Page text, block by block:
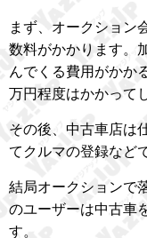
まず、オークション
数料がかかります。
んでくる費用がかか
万円程度はかかって
その後、中古車店は
てクルマの登録など
結局オークションで
のユーザーは中古車
す。